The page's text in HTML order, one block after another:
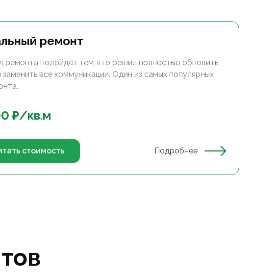
ремонт
ремонта подойдет тем, кто решил полностью обновить
заменить все коммуникации. Один из самых популярных
₽/кв.м
стоимость Подробнее